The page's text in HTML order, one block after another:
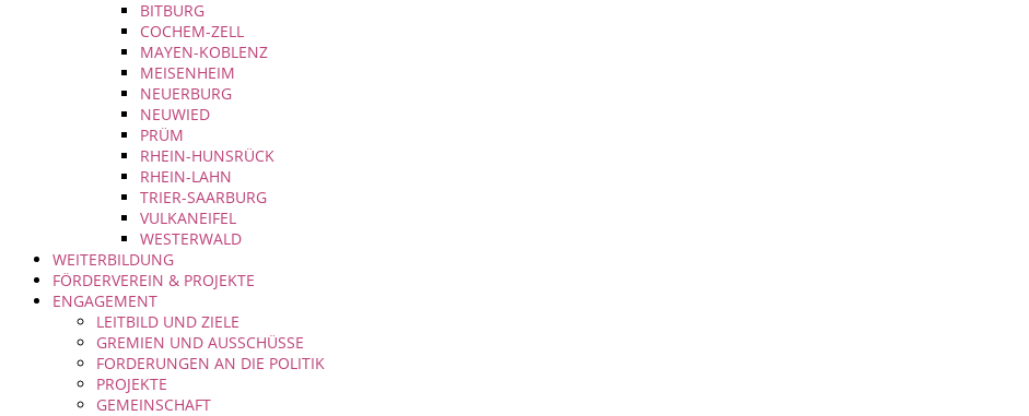
BITBURG
COCHEM-ZELL
MAYEN-KOBLENZ
MEISENHEIM
NEUERBURG
NEUWIED
PRÜM
RHEIN-HUNSRÜCK
RHEIN-LAHN
TRIER-SAARBURG
VULKANEIFEL
WESTERWALD
WEITERBILDUNG
FÖRDERVEREIN & PROJEKTE
ENGAGEMENT
LEITBILD UND ZIELE
GREMIEN UND AUSSCHÜSSE
FORDERUNGEN AN DIE POLITIK
PROJEKTE
GEMEINSCHAFT